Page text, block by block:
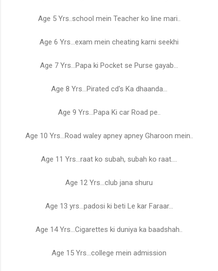
Age 5 Yrs..school mein Teacher ko line mari..
Age 6 Yrs...exam mein cheating karni seekhi
Age 7 Yrs...Papa ki Pocket se Purse gayab...
Age 8 Yrs...Pirated cd's Ka dhaanda...
Age 9 Yrs...Papa Ki car Road pe..
Age 10 Yrs...Road waley apney apney Gharoon mein..
Age 11 Yrs...raat ko subah, subah ko raat....
Age 12 Yrs...club jana shuru
Age 13 yrs...padosi ki beti Le kar Faraar...
Age 14 Yrs...Cigarettes ki duniya ka baadshah..
Age 15 Yrs...college mein admission